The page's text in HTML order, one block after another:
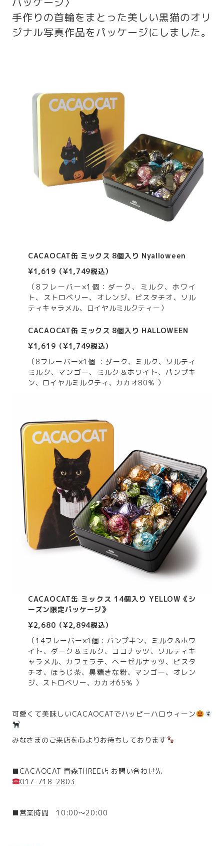
手作りの首輪をまとった美しい黒猫のオリ
ジナル写真作品をパッケージにしました。
CACAOCAT缶 ミックス 8個入り Nyalloween
¥1,619（¥1,749税込）
（8フレーバー×1個：ダーク、ミルク、ホワイ
ト、ストロベリー、オレンジ、ピスタチオ、ソル
ティキャラメル、ロイヤルミルクティー）
CACAOCAT缶 ミックス 8個入り HALLOWEEN
¥1,619（¥1,749税込）
（8フレーバー×1個 ：ダーク、ミルク、ソルティ
ミルク、マンゴー、ミルク＆ホワイト、パンプキ
ン、ロイヤルミルクティ、カカオ80％ ）
CACAOCAT缶 ミックス 14個入り YELLOW《シ
ーズン限定パッケージ》
¥2,680（¥2,894税込）
（14フレーバー×1個 : パンプキン、ミルク＆ホワ
イト、ダーク＆ミルク、ココナッツ、ソルティキ
ャラメル、カフェラテ、ヘーゼルナッツ、ピスタ
チオ、ほうじ茶、黒糖きな粉、マンゴー、オレン
ジ、ストロベリー、カカオ65％ ）
可愛くて美味しいCACAOCATでハッピーハロウィーン
みなさまのご来店を心よりお待ちしております
■CACAOCAT 青森THREE店 お問い合わせ先
017-718-2803
■営業時間 10:00～20:00